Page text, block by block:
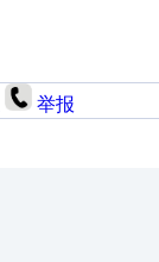
举报